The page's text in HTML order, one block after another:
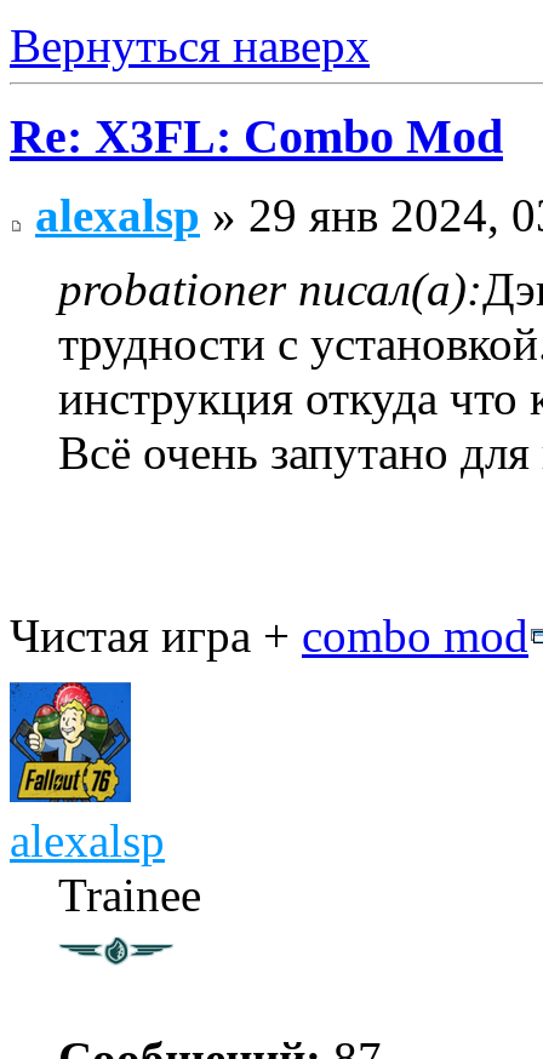
Вернуться наверх
Re: X3FL: Combo Mod
alexalsp » 29 янв 2024,
probationer писал(а):
трудности с
инструкция откуда что
Всё очень запутано
Чистая игра + combo mod
alexalsp
Trainee